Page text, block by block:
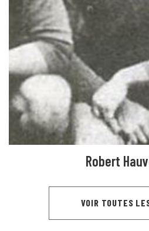
Robert
VOIR TOUTES